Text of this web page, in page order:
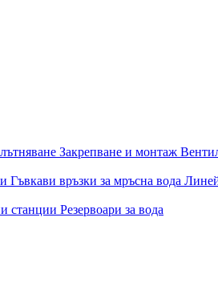
Закрепване и монтаж
Гъвкави връзки за мръсна вода
станции Резервоари за вода